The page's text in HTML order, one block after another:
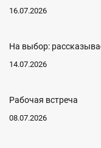
16.07.2026
На выбор:
14.07.2026
Рабочая встреча
08.07.2026